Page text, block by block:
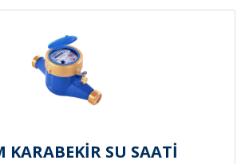
KARABEKİR SU SAATİ